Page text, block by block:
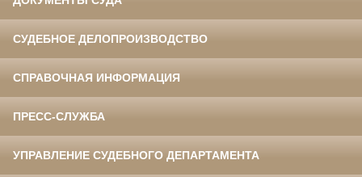
СУДЕБНОЕ ДЕЛОПРОИЗВОДСТВО
СПРАВОЧНАЯ ИНФОРМАЦИЯ
ПРЕСС-СЛУЖБА
УПРАВЛЕНИЕ СУДЕБНОГО ДЕПАРТАМЕНТА